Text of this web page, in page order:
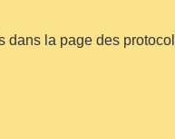
dans la page des